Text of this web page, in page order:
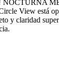
NOCTURNA
View está
y claridad